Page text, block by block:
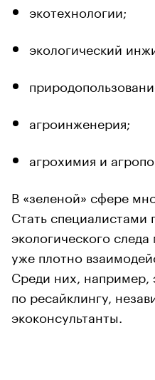
экотехнологии;
экологический
агроинженерия;
агрохимия и
В «зеленой» сфере
Стать
экологического
уже плотно
Среди них, например,
по ресайклингу,
экоконсультанты.